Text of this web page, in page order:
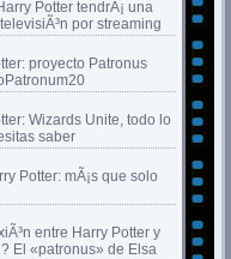
Potter tendrÃ¡ una
por streaming
proyecto Patronus
Wizards Unite, todo lo
saber
Potter: mÃ¡s que solo
entre Harry Potter y
El «patronus» de Elsa